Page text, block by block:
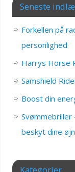
Seneste
Forkellen på
personlighed
Harrys Horse
Samshield
Boost din
beskyt dine